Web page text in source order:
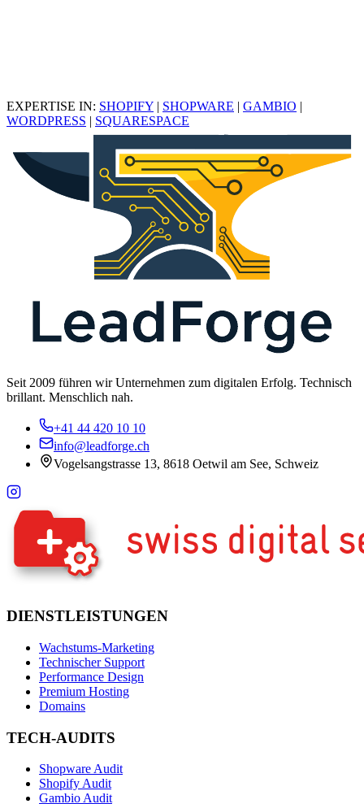
EXPERTISE IN: SHOPIFY | SHOPWARE | GAMBIO |
WORDPRESS | SQUARESPACE
Seit 2009 führen wir Unternehmen zum digitalen Erfolg. Technisch
brillant. Menschlich nah.
+41 44 420 10 10
info@leadforge.ch
Vogelsangstrasse 13, 8618 Oetwil am See, Schweiz
DIENSTLEISTUNGEN
Wachstums-Marketing
Technischer Support
Performance Design
Premium Hosting
Domains
TECH-AUDITS
Shopware Audit
Shopify Audit
Gambio Audit